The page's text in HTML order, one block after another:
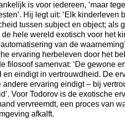
is voor iedereen, ‘maar
Hij legt uit: ‘Elk kinderleven
tussen subject en object; als
hele wereld exotisch voor het
van de
ervaring herbeleven door het
filosoof samenvat: ‘De gewone
en eindigt in vertrouwdheid. De
andere ervaring eindigt – bij
Voor Todorov is de exotische
vervreemdt, een proces van
afkalft.